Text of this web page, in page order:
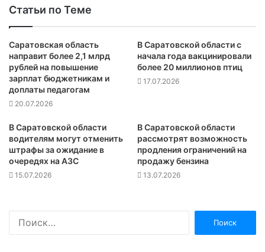
Статьи по Теме
Саратовская область
направит более 2,1 млрд
рублей на повышение
зарплат бюджетникам и
доплаты педагогам
20.07.2026
В Саратовской области с
начала года вакцинировали
более 20 миллионов птиц
17.07.2026
В Саратовской области
водителям могут отменить
штрафы за ожидание в
очередях на АЗС
15.07.2026
В Саратовской области
рассмотрят возможность
продления ограничений на
продажу бензина
13.07.2026